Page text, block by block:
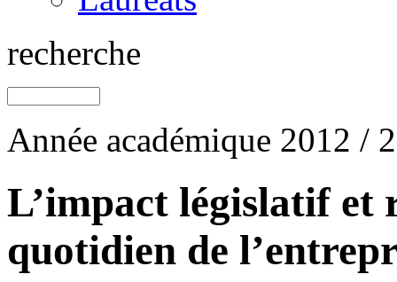
recherche
Année académique 2012 /
L’impact législatif et
quotidien de